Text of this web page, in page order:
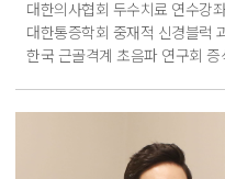
대한의사협회 두수치료 연수강
대한통증학회 중재적 신경블럭
한국 근골격계 초음파 연구회